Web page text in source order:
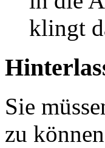
klingt
Sie
zu